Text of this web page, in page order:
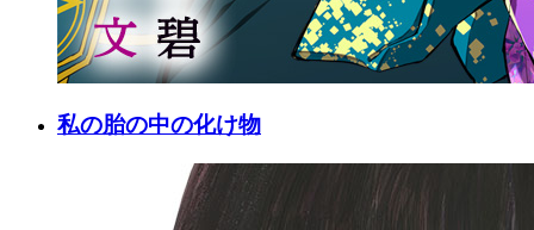
私の胎の中の化け物